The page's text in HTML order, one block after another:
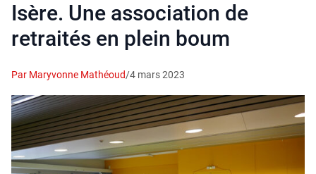
Isère. Une association de
retraités en plein boum
Par Maryvonne Mathéoud/4 mars 2023